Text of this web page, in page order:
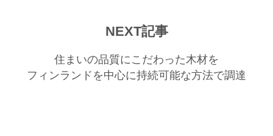
NEXT記事
住まいの品質にこだわった木材を
フィンランドを中心に持続可能な方法で調達